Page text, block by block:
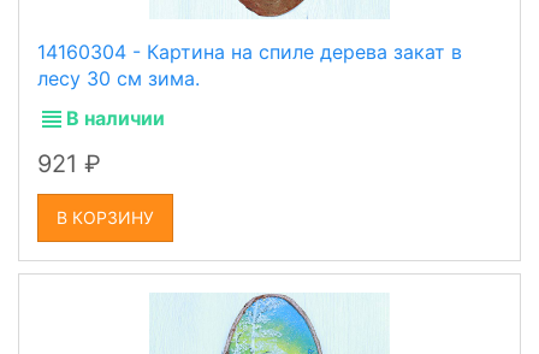
14160304 - Картина на спиле дерева закат в
лесу 30 см зима.
В наличии
921
В КОРЗИНУ